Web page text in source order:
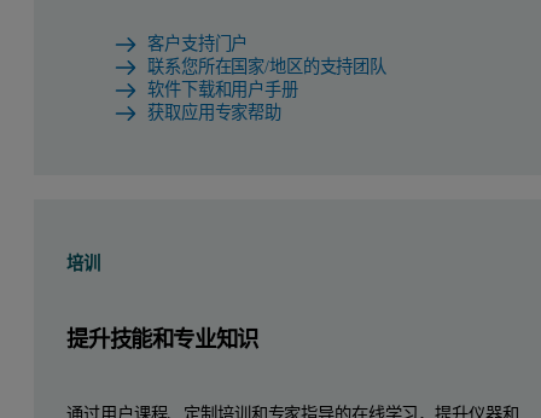
客户支持门户
联系您所在国家/地区的支持团队
软件下载和用户手册
获取应用专家帮助
培训
提升技能和专业知识
通过用户课程、定制培训和专家指导的在线学习，提升仪器和